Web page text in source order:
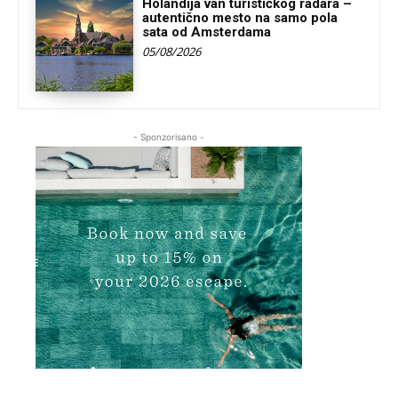
Holandija van turističkog radara –
autentično mesto na samo pola
sata od Amsterdama
05/08/2026
- Sponzorisano -